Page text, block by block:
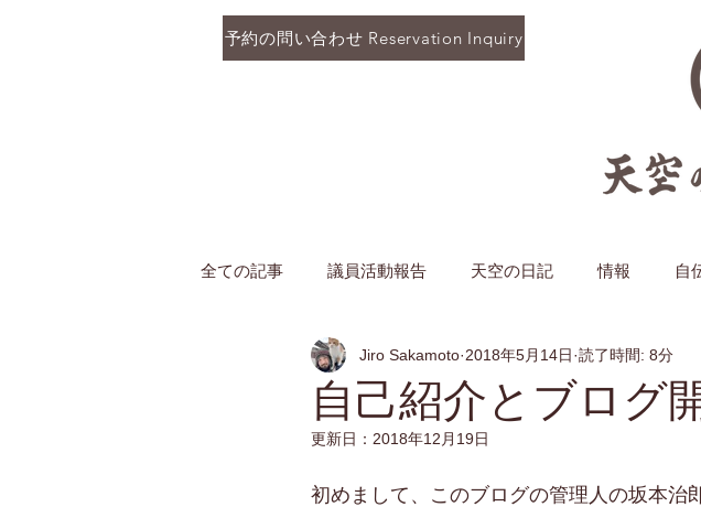
予約の問い合わせ Reservation Inquiry
全ての記事 議員活動報告 天空の日記 情報 自
自己紹介とブログ
Jiro Sakamoto 2018年5月14日 読了時間: 8分
更新日： 2018年12月19日
初めまして、このブログの管理人の坂本治